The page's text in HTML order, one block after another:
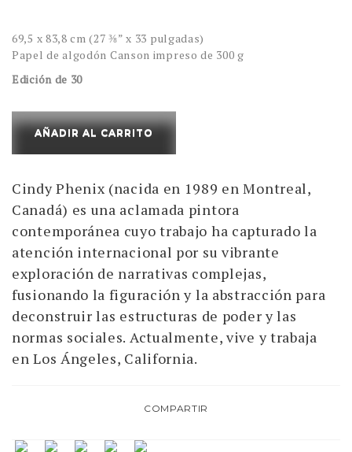
69,5 x 83,8 cm (27 ⅜” x 33 pulgadas)
Papel de algodón Canson impreso de 300 g
Edición de 30
Dissolve
Incorporeality
cantidad
AÑADIR AL CARRITO
Cindy Phenix (nacida en 1989 en Montreal,
Canadá) es una aclamada pintora
contemporánea cuyo trabajo ha capturado la
atención internacional por su vibrante
exploración de narrativas complejas,
fusionando la figuración y la abstracción para
deconstruir las estructuras de poder y las
normas sociales. Actualmente, vive y trabaja
en Los Ángeles, California.
COMPARTIR